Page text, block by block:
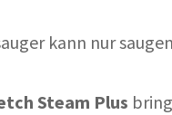
kann nur
Steam Plus